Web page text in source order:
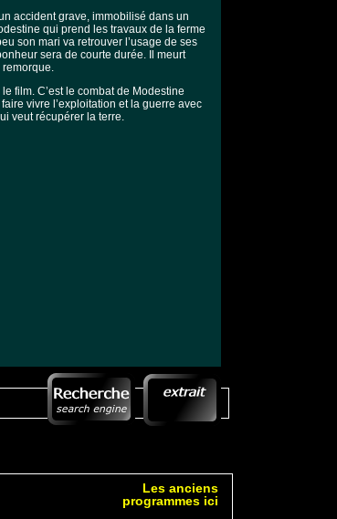
accident grave, immobilisé dans un
qui prend les travaux de la ferme
son mari va retrouver l’usage de ses
sera de courte durée. Il meurt
film. C’est le combat de Modestine
vivre l’exploitation et la guerre avec
veut récupérer la terre.
Les anciens
programmes ici